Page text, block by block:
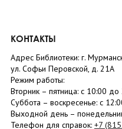
КОНТАКТЫ
Адрес Библиотеки: г.
ул. Софьи Перовской, д. 21А
Режим работы:
Вторник – пятница: с 10:00 до
Суббота – воскресенье: c
Выходной день –
Телефон для справок: +7